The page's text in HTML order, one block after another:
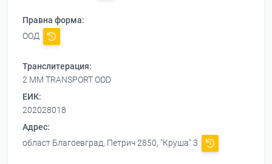
Правна форма:
ООД
Транслитерация:
2 MM TRANSPORT OOD
ЕИК:
202028018
Адрес:
област Благоевград, Петрич 2850, "Круша" 3